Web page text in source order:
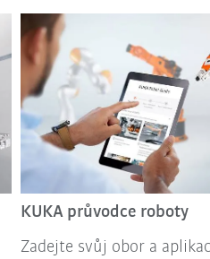
KUKA průvodce roboty
Zadejte svůj obor a